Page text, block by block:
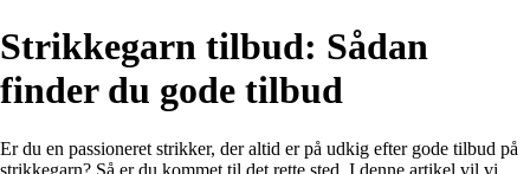
Strikkegarn tilbud: Sådan
finder du gode tilbud
Er du en passioneret strikker, der altid er på udkig efter gode tilbud på
strikkegarn? Så er du kommet til det rette sted. I denne artikel vil vi